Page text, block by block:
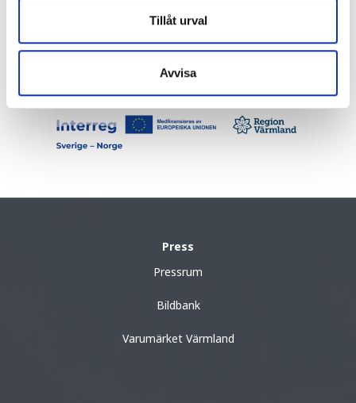
Tillåt urval
Avvisa
Press
Pressrum
Bildbank
Varumärket Värmland